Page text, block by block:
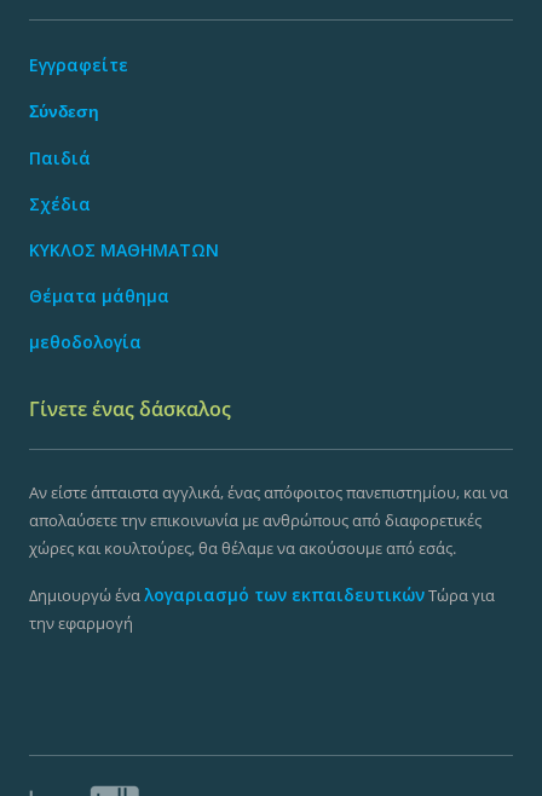
Εγγραφείτε
Σύνδεση
Παιδιά
Σχέδια
ΚΥΚΛΟΣ ΜΑΘΗΜΑΤΩΝ
Θέματα μάθημα
μεθοδολογία
Γίνετε ένας δάσκαλος
Αν είστε άπταιστα αγγλικά, ένας απόφοιτος πανεπιστημίου, και να
απολαύσετε την επικοινωνία με ανθρώπους από διαφορετικές
χώρες και κουλτούρες, θα θέλαμε να ακούσουμε από εσάς.
Δημιουργώ ένα λογαριασμό των εκπαιδευτικώνΤώρα για
την εφαρμογή